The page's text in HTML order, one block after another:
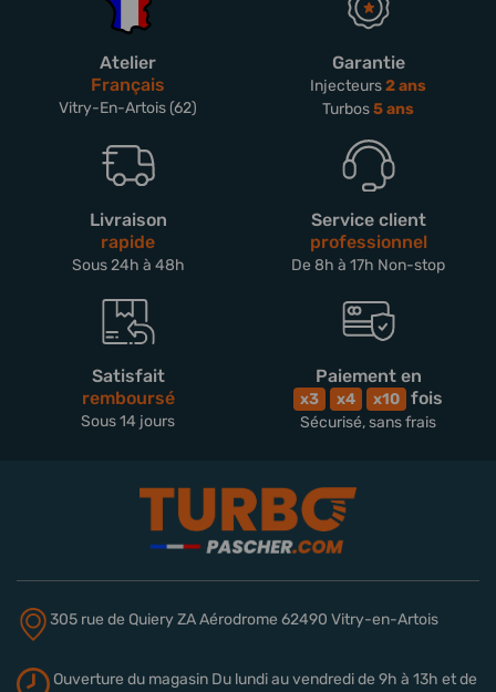
Atelier
Français
Vitry-En-Artois (62)
Garantie
Injecteurs2 ans
Turbos5 ans
Livraison
rapide
Sous 24h à 48h
Service client
professionnel
De 8h à 17h Non-stop
Satisfait
remboursé
Sous 14 jours
Paiement en
x3 x4 x10 fois
Sécurisé, sans frais
305 rue de QuieryZA Aérodrome 62490 Vitry-en-Artois
Ouverture du magasinDu lundi au vendredi de 9h à 13h et de